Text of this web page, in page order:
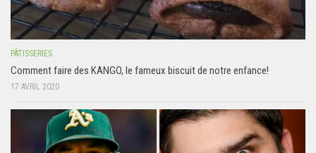
PÂTISSERIES
Comment faire des KANGO, le fameux biscuit de notre enfance!
17 AVRIL 2020